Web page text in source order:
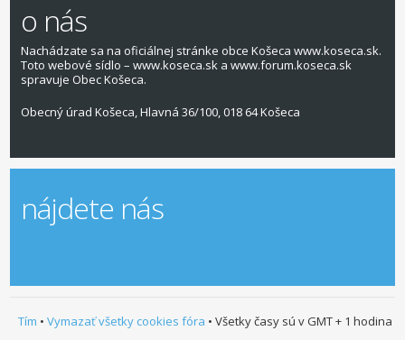
o nás
Nachádzate sa na oficiálnej stránke obce Košeca www.koseca.sk.
Toto webové sídlo – www.koseca.sk a www.forum.koseca.sk
spravuje Obec Košeca.
Obecný úrad Košeca, Hlavná 36/100, 018 64 Košeca
nájdete nás
Tím • Vymazať všetky cookies fóra • Všetky časy sú v GMT + 1 hodina